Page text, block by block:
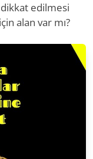
edilmesi
alan var mı?